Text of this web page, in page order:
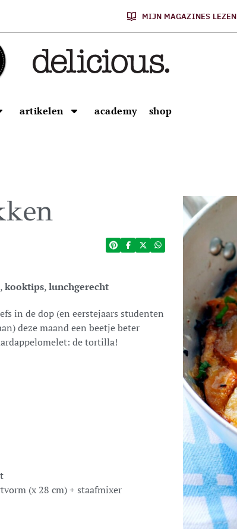
MIJN MAGAZINES LEZEN
artikelen academy shop
,kooktips,lunchgerecht
in de dop (en eerstejaars studenten
deze maand een beetje beter
de tortilla!
(x 28 cm) + staafmixer